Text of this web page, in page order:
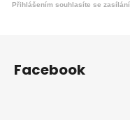
Přihlášením souhlasíte se
Facebook